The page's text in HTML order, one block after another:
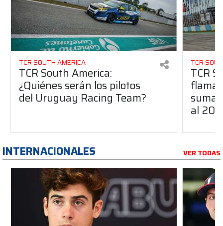
TCR SOUTH AMERICA
TCR South America:
¿Quiénes serán los pilotos
del Uruguay Racing Team?
TCR
TCR
suma
al
INTERNACIONALES VER TODAS